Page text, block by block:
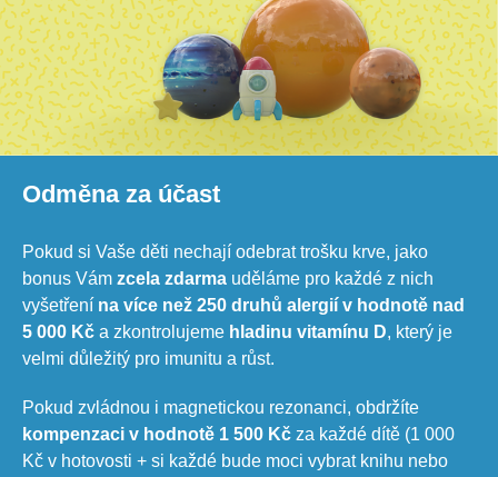
Odměna za účast
Pokud si Vaše děti nechají odebrat trošku krve, jako
bonus Vám zcela zdarma uděláme pro každé z nich
vyšetření na více než 250 druhů alergií v hodnotě nad
5 000 Kč a zkontrolujeme hladinu vitamínu D, který je
velmi důležitý pro imunitu a růst.
Pokud zvládnou i magnetickou rezonanci, obdržíte
kompenzaci v hodnotě 1 500 Kč za každé dítě (1 000
Kč v hotovosti + si každé bude moci vybrat knihu nebo